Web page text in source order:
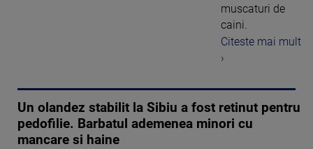
muscaturi de
caini.
Citeste mai mult
›
Un olandez stabilit la Sibiu a fost retinut pentru
pedofilie. Barbatul ademenea minori cu
mancare si haine